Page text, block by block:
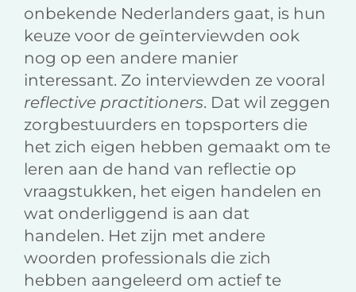
onbekende Nederlanders gaat, is hun
keuze voor de geïnterviewden ook
nog op een andere manier
interessant. Zo interviewden ze vooral
reflective practitioners. Dat wil zeggen
zorgbestuurders en topsporters die
het zich eigen hebben gemaakt om te
leren aan de hand van reflectie op
vraagstukken, het eigen handelen en
wat onderliggend is aan dat
handelen. Het zijn met andere
woorden professionals die zich
hebben aangeleerd om actief te